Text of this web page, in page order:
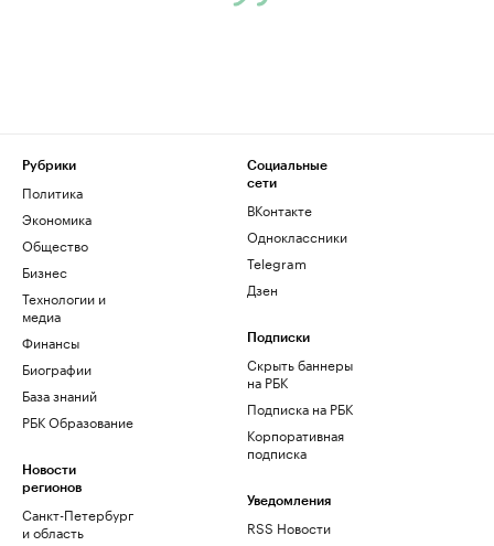
Рубрики
Политика
Экономика
Общество
Бизнес
Технологии и
медиа
Финансы
Биографии
База знаний
РБК Образование
Новости
регионов
Санкт-Петербург
и область
Социальные
сети
ВКонтакте
Одноклассники
Telegram
Дзен
Подписки
Скрыть баннеры
на РБК
Подписка на РБК
Корпоративная
подписка
Уведомления
RSS Новости